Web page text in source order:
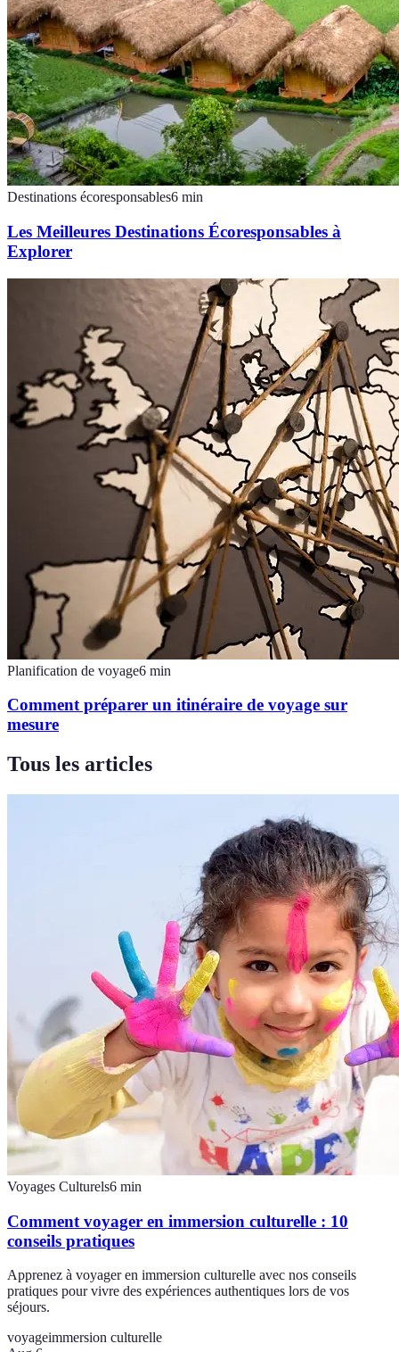
Destinations écoresponsables6 min
Les Meilleures Destinations Écoresponsables à
Explorer
Planification de voyage6 min
Comment préparer un itinéraire de voyage sur
mesure
Tous les articles
Voyages Culturels6 min
Comment voyager en immersion culturelle : 10
conseils pratiques
Apprenez à voyager en immersion culturelle avec nos conseils
pratiques pour vivre des expériences authentiques lors de vos
séjours.
voyageimmersion culturelle